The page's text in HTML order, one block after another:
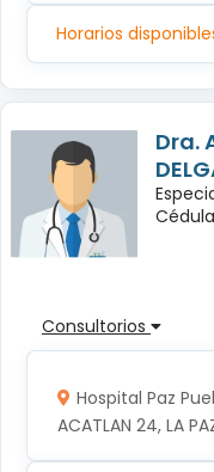
Horarios
Dra.
Consultorios
Hospital Paz
ACATLAN 24, LA